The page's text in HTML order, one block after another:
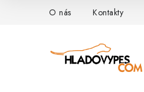
O nás Kontakty